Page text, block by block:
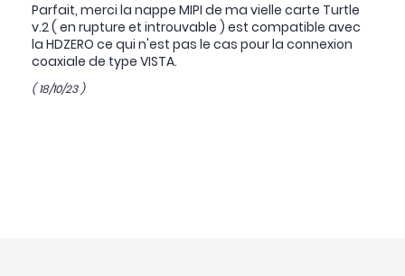
Parfait, merci la nappe MIPI de ma vielle carte Turtle
v.2 ( en rupture et introuvable ) est compatible avec
la HDZERO ce qui n'est pas le cas pour la connexion
coaxiale de type VISTA.
( 18/10/23 )